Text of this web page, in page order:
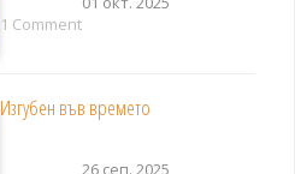
1 Comment
Изгубен във времето
26 сеп. 2025